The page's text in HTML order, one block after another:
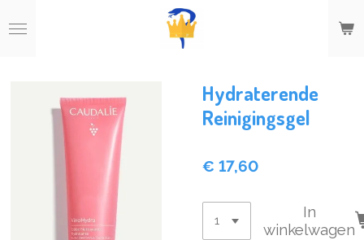
direct
Hydraterende
Reinigingsgel
€ 17,60
In
winkelwagen